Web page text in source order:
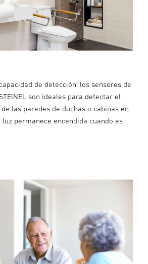
de detección, los sensores de
son ideales para detectar el
las paredes de duchas o cabinas en
luz permanece encendida cuando es